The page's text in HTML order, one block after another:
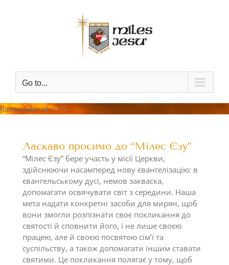
Go to...
[layerslider id="1"]
Ласкаво просимо до “Мілес Єзу”
“Мілес Єзу” бере участь у місії Церкви,
здійснюючи насамперед нову євангелізацію: в
євангельському дусі, немов закваска,
допомагати освячувати світ з середини. Наша
мета надати конкретні засоби для мирян, щоб
вони змогли розпізнати своє покликання до
святості й сповнити його, і не лише своєю
працею, але й своєю посвятою сім’ї та
суспільству, а також допомагати іншим ставати
святими. Це покликання полягає у тому, щоб